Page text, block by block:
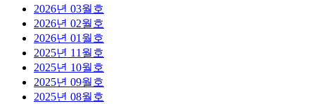
2026년 03월호
2026년 02월호
2026년 01월호
2025년 11월호
2025년 10월호
2025년 09월호
2025년 08월호